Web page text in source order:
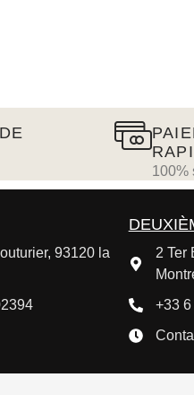
100%
93120 la
2 Ter
+33